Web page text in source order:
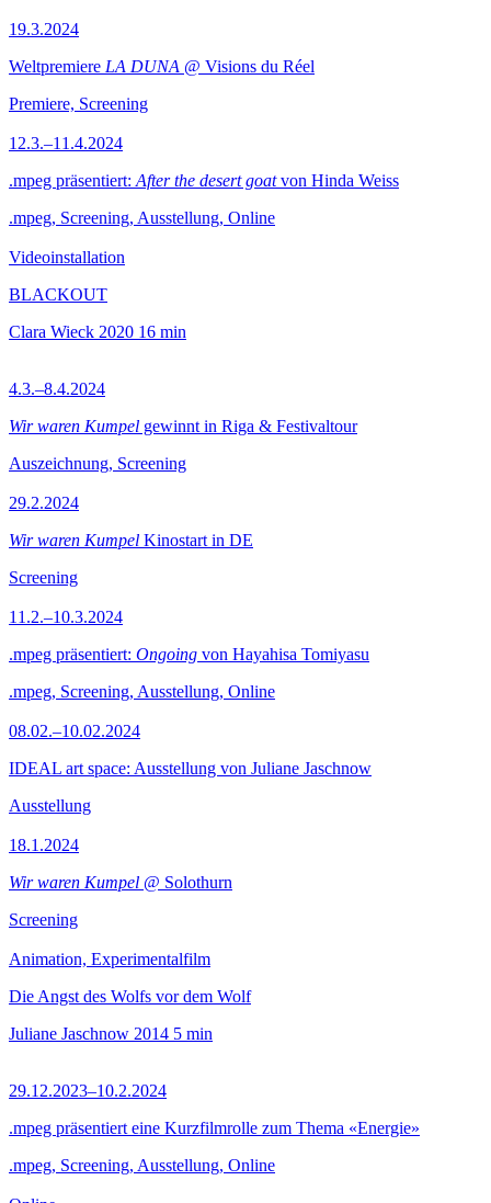
19.3.2024
Weltpremiere LA DUNA @ Visions du Réel
Premiere, Screening
12.3.–11.4.2024
.mpeg präsentiert: After the desert goatvon Hinda Weiss
.mpeg, Screening, Ausstellung, Online
Videoinstallation
BLACKOUT
Clara Wieck 2020 16 min
4.3.–8.4.2024
Wir waren Kumpel gewinnt in Riga & Festivaltour
Auszeichnung, Screening
29.2.2024
Wir waren Kumpel Kinostart in DE
Screening
11.2.–10.3.2024
.mpeg präsentiert: Ongoing von Hayahisa Tomiyasu
.mpeg, Screening, Ausstellung, Online
08.02.–10.02.2024
IDEAL art space: Ausstellung von Juliane Jaschnow
Ausstellung
18.1.2024
Wir waren Kumpel @ Solothurn
Screening
Animation, Experimentalfilm
Die Angst des Wolfs vor dem Wolf
Juliane Jaschnow 2014 5 min
29.12.2023–10.2.2024
.mpeg präsentiert eine Kurzfilmrolle zum Thema «Energie»
.mpeg, Screening, Ausstellung, Online